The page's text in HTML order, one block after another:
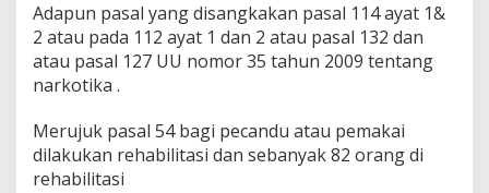
Adapun pasal yang disangkakan pasal 114 ayat 1&
2 atau pada 112 ayat 1 dan 2 atau pasal 132 dan
atau pasal 127 UU nomor 35 tahun 2009 tentang
narkotika .
Merujuk pasal 54 bagi pecandu atau pemakai
dilakukan rehabilitasi dan sebanyak 82 orang di
rehabilitasi